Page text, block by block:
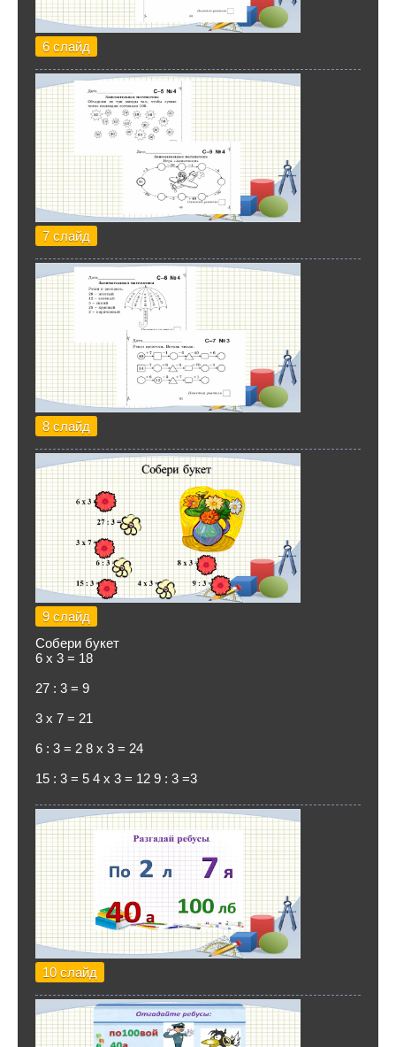
6 слайд
7 слайд
8 слайд
9 слайд
Собери букет
6 х 3 = 18
27 : 3 = 9
3 х 7 = 21
6 : 3 = 2 8 х 3 = 24
15 : 3 = 5 4 х 3 = 12 9 : 3 =3
10 слайд